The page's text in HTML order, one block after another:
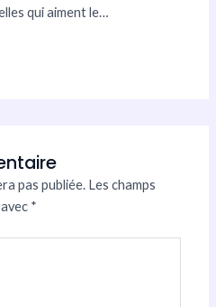
qui aiment le…
pas publiée. Les champs
*